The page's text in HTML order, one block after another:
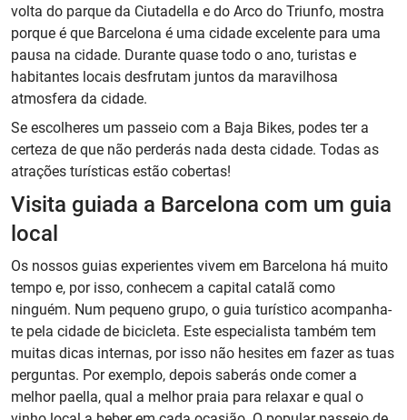
volta do parque da Ciutadella e do Arco do Triunfo, mostra
porque é que Barcelona é uma cidade excelente para uma
pausa na cidade. Durante quase todo o ano, turistas e
habitantes locais desfrutam juntos da maravilhosa
atmosfera da cidade.
Se escolheres um passeio com a Baja Bikes, podes ter a
certeza de que não perderás nada desta cidade. Todas as
atrações turísticas estão cobertas!
Visita guiada a Barcelona com um guia
local
Os nossos guias experientes vivem em Barcelona há muito
tempo e, por isso, conhecem a capital catalã como
ninguém. Num pequeno grupo, o guia turístico acompanha-
te pela cidade de bicicleta. Este especialista também tem
muitas dicas internas, por isso não hesites em fazer as tuas
perguntas. Por exemplo, depois saberás onde comer a
melhor paella, qual a melhor praia para relaxar e qual o